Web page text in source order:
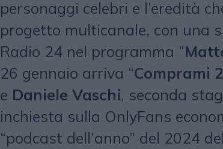
personaggi celebri e l’eredità
progetto multicanale, con una
Radio 24 nel programma “
26 gennaio arriva “Comprami 2
e Daniele Vaschi, seconda
inchiesta sulla OnlyFans
“podcast dell’anno” del 2024